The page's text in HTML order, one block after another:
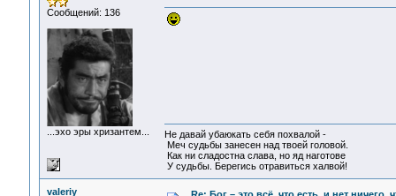
Сообщений: 136
...эхо эры хризантем...
Не давай убаюкать себя похвалой -
Меч судьбы занесен над твоей головой.
Как ни сладостна слава, но яд наготове
У судьбы. Берегись отравиться халвой!
valeriy